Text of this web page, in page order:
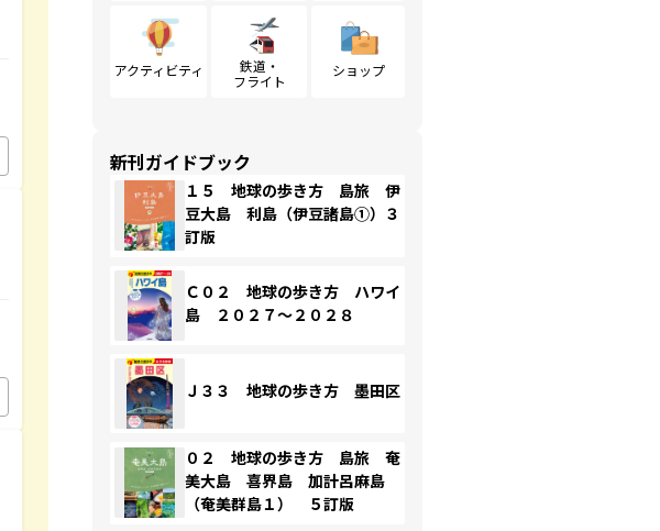
アクティビティ
鉄道・
フライト
ショップ
新刊ガイドブック
１５ 地球の歩き方 島旅 伊
豆大島 利島（伊豆諸島①）３
訂版
Ｃ０２ 地球の歩き方 ハワイ
島 ２０２７～２０２８
Ｊ３３ 地球の歩き方 墨田区
０２ 地球の歩き方 島旅 奄
美大島 喜界島 加計呂麻島
（奄美群島１） ５訂版